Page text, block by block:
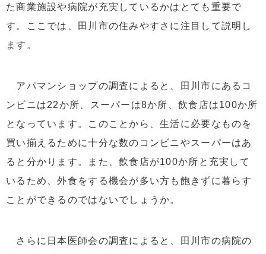
た商業施設や病院が充実しているかはとても重要で
す。ここでは、田川市の住みやすさに注目して説明し
ます。
アパマンショップの調査によると、田川市にあるコ
ンビニは22か所、スーパーは8か所、飲食店は100か所
となっています。このことから、生活に必要なものを
買い揃えるために十分な数のコンビニやスーパーはあ
ると分かります。また、飲食店が100か所と充実して
いるため、外食をする機会が多い方も飽きずに暮らす
ことができるのではないでしょうか。
さらに日本医師会の調査によると、田川市の病院の